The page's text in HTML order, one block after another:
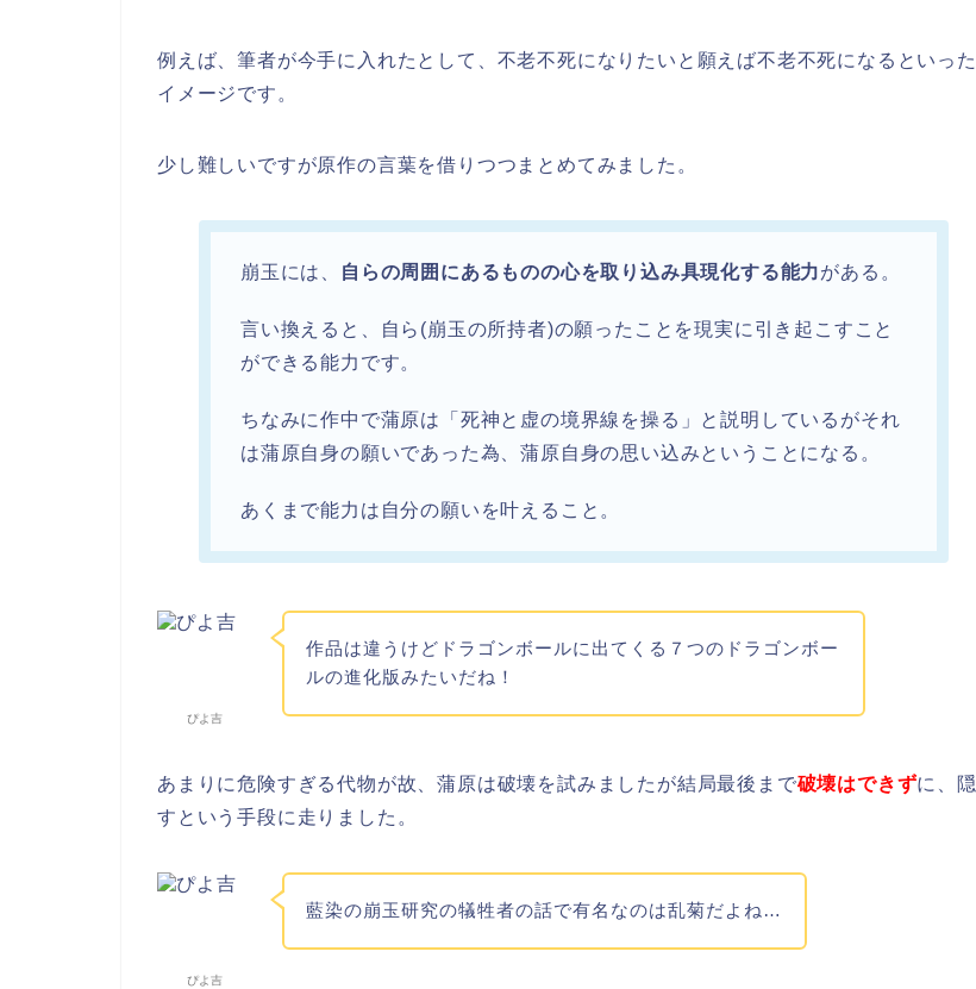
例えば、筆者が今手に入れたとして、不老不死になりたいと願えば不老不死になるといった
イメージです。
少し難しいですが原作の言葉を借りつつまとめてみました。
崩玉には、 自らの周囲にあるものの心を取り込み具現化する能力がある。
言い換えると、自ら(崩玉の所持者)の願ったことを現実に引き起こすこと
ができる能力です。
ちなみに作中で蒲原は「死神と虚の境界線を操る」と説明しているがそれ
は蒲原自身の願いであった為、蒲原自身の思い込みということになる。
あくまで能力は自分の願いを叶えること。
ぴよ吉
作品は違うけどドラゴンボールに出てくる７つのドラゴンボー
ルの進化版みたいだね！
あまりに危険すぎる代物が故、蒲原は破壊を試みましたが結局最後まで破壊はできずに、隠
すという手段に走りました。
ぴよ吉
藍染の崩玉研究の犠牲者の話で有名なのは乱菊だよね…